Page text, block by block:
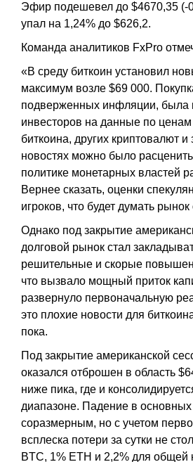
Эфир подешевел до $4670,35 (-
упал на 1,24% до $626,2.
Команда аналитиков FxPro
«В среду биткоин установил
максимум возле $69 000.
подверженных инфляции, была
инвесторов на данные по
биткоина, других криптовалют и
новостях можно было
политике монетарных властей
Вернее сказать, оценки
игроков, что будет думать рынок
Однако под закрытие
долговой рынок стал
решительные и скорые
что вызвало мощный приток
развернуло первоначальную
это плохие новости для
пока.
Под закрытие американской
оказался отброшен в область
ниже пика, где и
диапазоне. Падение в
соразмерным, но с учетом
всплеска потери за сутки не
BTC, 1% ETH и 2,2% для общей